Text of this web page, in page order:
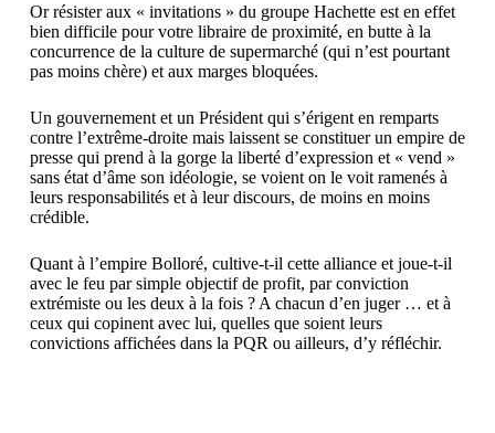
Or résister aux « invitations » du groupe Hachette est en effet
bien difficile pour votre libraire de proximité, en butte à la
concurrence de la culture de supermarché (qui n’est pourtant
pas moins chère) et aux marges bloquées.
Un gouvernement et un Président qui s’érigent en remparts
contre l’extrême-droite mais laissent se constituer un empire de
presse qui prend à la gorge la liberté d’expression et « vend »
sans état d’âme son idéologie, se voient on le voit ramenés à
leurs responsabilités et à leur discours, de moins en moins
crédible.
Quant à l’empire Bolloré, cultive-t-il cette alliance et joue-t-il
avec le feu par simple objectif de profit, par conviction
extrémiste ou les deux à la fois ? A chacun d’en juger … et à
ceux qui copinent avec lui, quelles que soient leurs
convictions affichées dans la PQR ou ailleurs, d’y réfléchir.